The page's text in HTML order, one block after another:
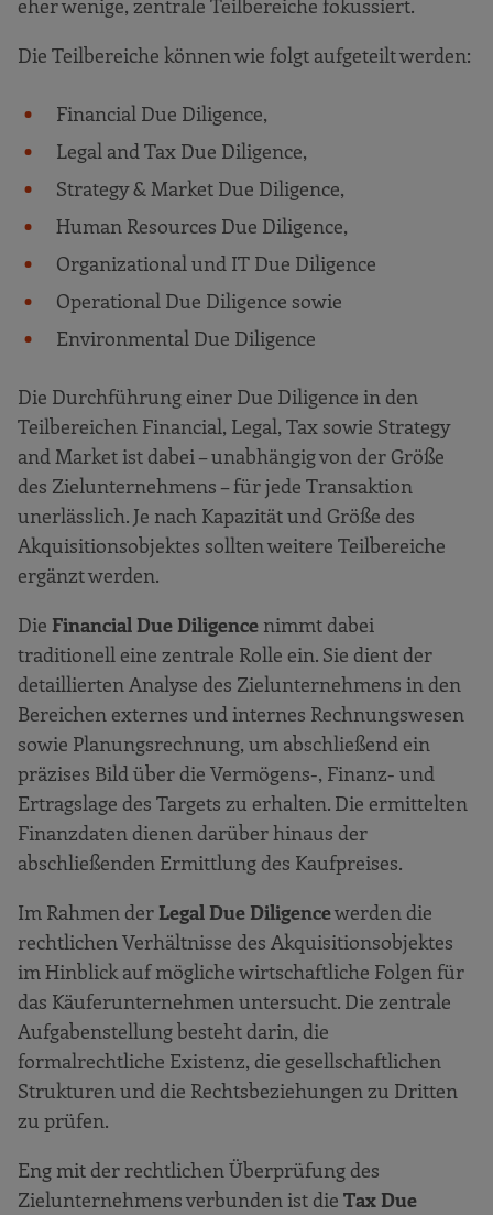
eher wenige, zentrale Teilbereiche fokussiert.
Die Teilbereiche können wie folgt aufgeteilt werden:
Financial Due Diligence,
Legal and Tax Due Diligence,
Strategy & Market Due Diligence,
Human Resources Due Diligence,
Organizational und IT Due Diligence
Operational Due Diligence sowie
Environmental Due Diligence
Die Durchführung einer Due Diligence in den
Teilbereichen Financial, Legal, Tax sowie Strategy
and Market ist dabei – unabhängig von der Größe
des Zielunternehmens – für jede Transaktion
unerlässlich. Je nach Kapazität und Größe des
Akquisitionsobjektes sollten weitere Teilbereiche
ergänzt werden.
Die Financial Due Diligence nimmt dabei
traditionell eine zentrale Rolle ein. Sie dient der
detaillierten Analyse des Zielunternehmens in den
Bereichen externes und internes Rechnungswesen
sowie Planungsrechnung, um abschließend ein
präzises Bild über die Vermögens-, Finanz- und
Ertragslage des Targets zu erhalten. Die ermittelten
Finanzdaten dienen darüber hinaus der
abschließenden Ermittlung des Kaufpreises.
Im Rahmen der Legal Due Diligencewerden die
rechtlichen Verhältnisse des Akquisitionsobjektes
im Hinblick auf mögliche wirtschaftliche Folgen für
das Käuferunternehmen untersucht. Die zentrale
Aufgabenstellung besteht darin, die
formalrechtliche Existenz, die gesellschaftlichen
Strukturen und die Rechtsbeziehungen zu Dritten
zu prüfen.
Eng mit der rechtlichen Überprüfung des
Zielunternehmens verbunden ist die Tax Due